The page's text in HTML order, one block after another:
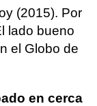
(2015). Por
lado bueno
el Globo de
en cerca